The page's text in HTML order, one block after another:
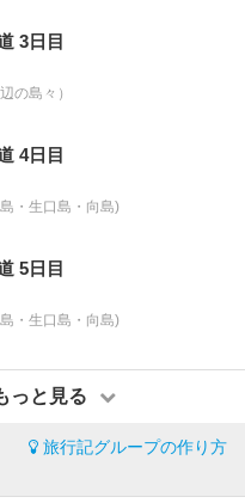
3日目
の島々）
4日目
・生口島・向島)
5日目
・生口島・向島)
っと見る
旅行記グループの作り方